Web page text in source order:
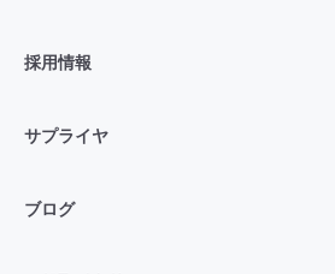
採用情報
サプライヤ
ブログ